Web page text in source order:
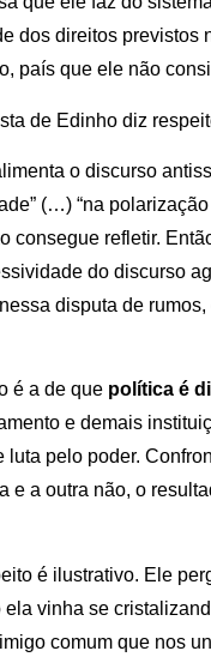
dos direitos previstos
país que ele não
de Edinho diz
o discurso
(…) “na
consegue refletir.
do discurso
disputa de
é a de que política é
e demais
pelo poder.
e a outra não, o
é ilustrativo. Ele
vinha se
comum que nos